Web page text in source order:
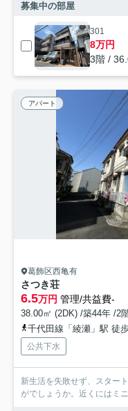
募集中の部屋
301
8万円
3階 /
アパート
葛飾区西亀有
さつき荘
6.5万円 管理/共益費-
38.00㎡ (2DK) /築44年 /2
千代田線「綾瀬」駅 徒
公共下水
新生活を失敗せず、スター
がでしょうか。近くにはミ